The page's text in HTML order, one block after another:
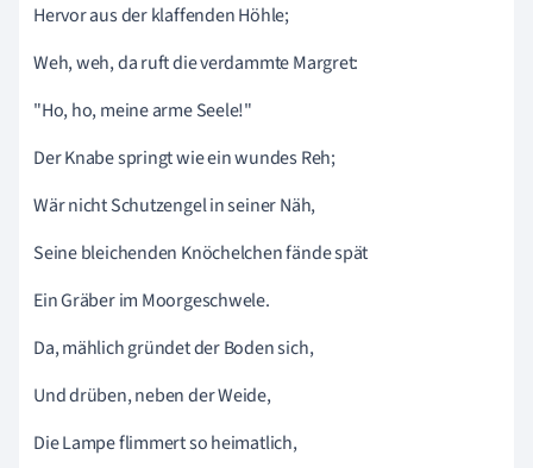
Hervor aus der klaffenden Höhle;
Weh, weh, da ruft die verdammte Margret:
"Ho, ho, meine arme Seele!"
Der Knabe springt wie ein wundes Reh;
Wär nicht Schutzengel in seiner Näh,
Seine bleichenden Knöchelchen fände spät
Ein Gräber im Moorgeschwele.
Da, mählich gründet der Boden sich,
Und drüben, neben der Weide,
Die Lampe flimmert so heimatlich,